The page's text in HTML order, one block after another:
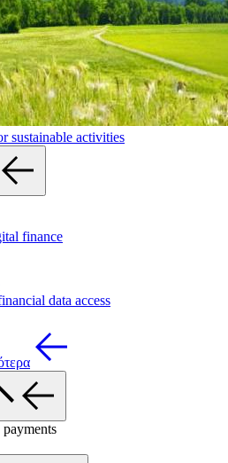
sustainable activities
finance
data access